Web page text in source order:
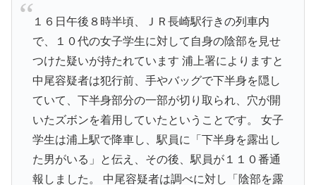
１６日午後８時半頃、ＪＲ長崎駅行きの列車内
で、１０代の女子学生に対して自身の陰部を見せ
つけた疑いが持たれています 浦上署によりますと
中尾容疑者は犯行前、手やバッグで下半身を隠し
ていて、下半身部分の一部が切り取られ、穴が開
いたズボンを着用していたということです。 女子
学生は浦上駅で降車し、駅員に「下半身を露出し
た男がいる」と伝え、その後、駅員が１１０番通
報しました。 中尾容疑者は調べに対し「陰部を露